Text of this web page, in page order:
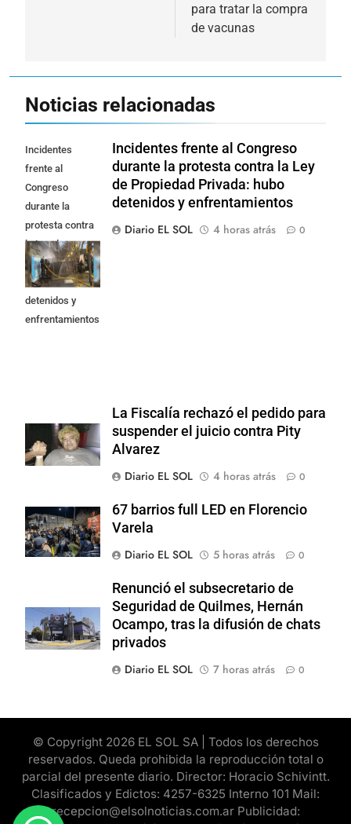
para tratar la compra
de vacunas
Noticias relacionadas
Incidentes
frente al
Congreso
durante la
protesta contra
la Ley de
Propiedad
Privada: hubo
detenidos y
enfrentamientos
Incidentes frente al Congreso
durante la protesta contra la Ley
de Propiedad Privada: hubo
detenidos y enfrentamientos
Diario EL SOL
4 horas atrás 0
La Fiscalía rechazó el pedido para
suspender el juicio contra Pity
Alvarez
Diario EL SOL
4 horas atrás 0
67 barrios full LED en Florencio
Varela
Diario EL SOL
5 horas atrás 0
Renunció el subsecretario de
Seguridad de Quilmes, Hernán
Ocampo, tras la difusión de chats
privados
Diario EL SOL
7 horas atrás 0
© Copyright 2026 EL SOL SA | Todos los derechos
reservados. Queda prohibida la reproducción total o
parcial del presente diario. Director: Horacio Schivintt.
Clasificados y Edictos: 4257-6325 Interno 101 Mail:
recepcion@elsolnoticias.com.ar Publicidad: